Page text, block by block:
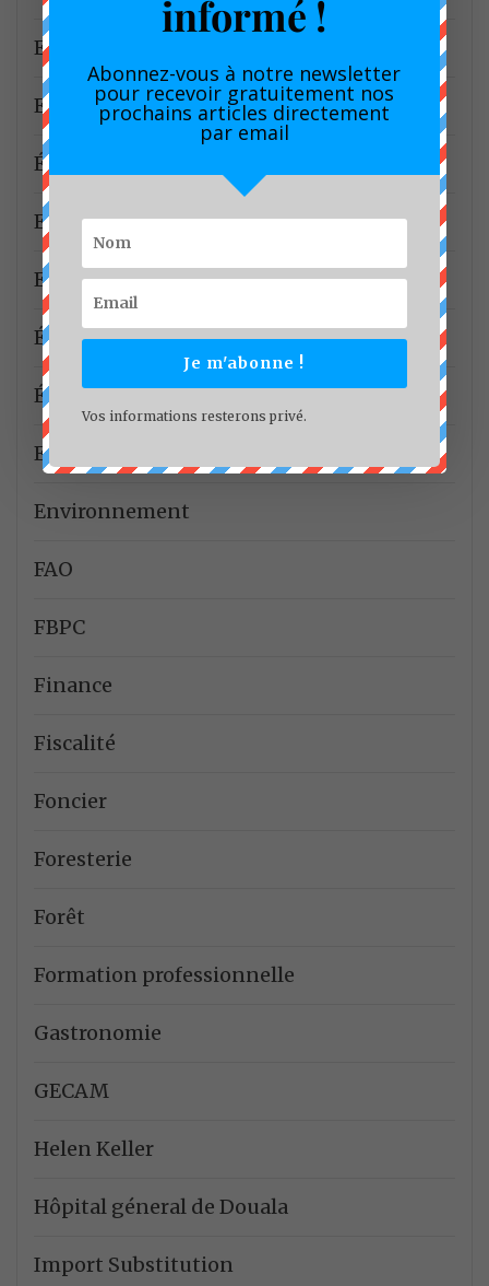
Economie Numérique
Education
Éducation spécialisée
Effets de serre
Elecam
Électrification rurale
Énergie
Entrepreneuriat
Environnement
FAO
FBPC
Finance
Fiscalité
Foncier
Foresterie
Forêt
Formation professionnelle
Gastronomie
GECAM
Helen Keller
Hôpital géneral de Douala
Import Substitution
informé !
Abonnez-vous à notre newsletter
pour recevoir gratuitement nos
prochains articles directement
par email
Je m'abonne !
Vos informations resterons privé.